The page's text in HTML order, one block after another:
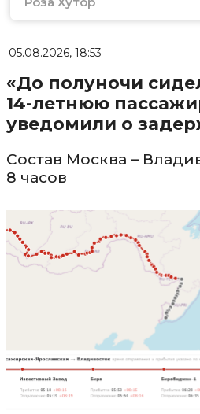
05.08.2026, 18:53
«До полуночи
14-летнюю
уведомили о
Состав Москва –
8 часов